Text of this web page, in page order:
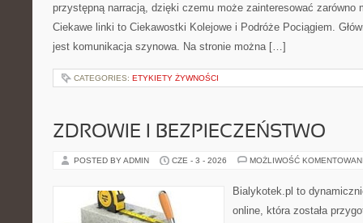
przystępną narracją, dzięki czemu może zainteresować zarówno
Ciekawe linki to Ciekawostki Kolejowe i Podróże Pociągiem.
jest komunikacja szynowa. Na stronie można […]
CATEGORIES: ETYKIETY ŻYWNOŚCI
ZDROWIE I BEZPIECZEŃSTWO
POSTED BY ADMIN CZE - 3 - 2026 MOŻLIWOŚĆ
Bialykotek.pl to
online, która została